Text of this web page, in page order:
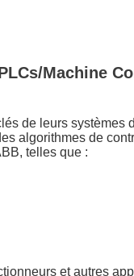
Machine
de leurs
algorithmes de
telles que :
et autres